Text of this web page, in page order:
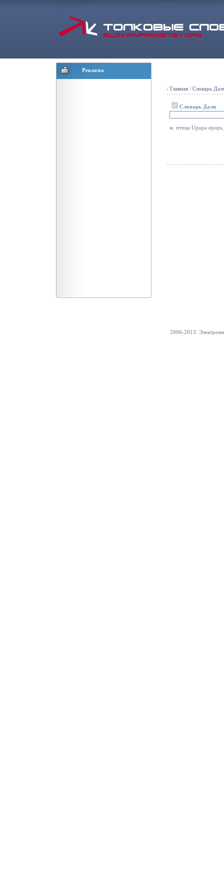
Реклама
/ Главная / Словарь
Словарь Даля
м. птица Upupa
2006-2013.